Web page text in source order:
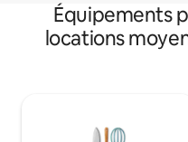
Équipements
locations